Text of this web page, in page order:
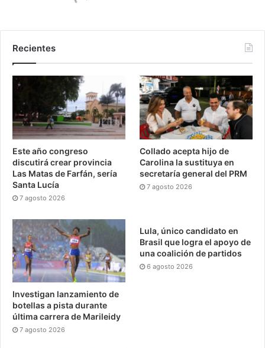
Recientes
Este año congreso
discutirá crear provincia
Las Matas de Farfán, sería
Santa Lucía
7 agosto 2026
Collado acepta hijo de
Carolina la sustituya en
secretaría general del PRM
7 agosto 2026
Investigan lanzamiento de
botellas a pista durante
última carrera de Marileidy
7 agosto 2026
Lula, único candidato en
Brasil que logra el apoyo de
una coalición de partidos
6 agosto 2026